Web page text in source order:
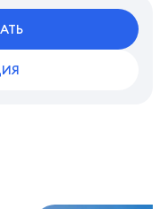
22.47 м